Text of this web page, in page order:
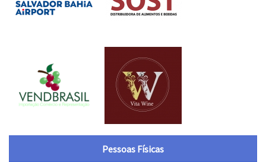
Pessoas Físicas